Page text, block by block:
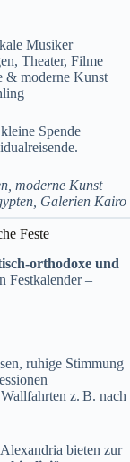
Musiker
Theater, Filme
& moderne Kunst
Spende
moderne Kunst
Galerien Kairo
Feste
orthodoxe und
Festkalender –
ruhige Stimmung
z. B. nach
bieten zur